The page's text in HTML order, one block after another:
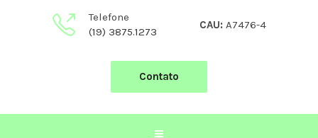
Telefone
(19) 3875.1273
CAU: A7476-4
Contato